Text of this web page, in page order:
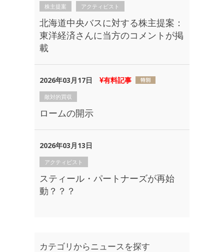
株主提案 アクティビスト
北海道中央バスに対する株主提案：
東洋経済さんに当方のコメントが掲
載
2026年03月17日 有料記事
敵対的買収
ロームの開示
2026年03月13日
アクティビスト
スティール・パートナーズが再始
動？？？
カテゴリからニュースを探す